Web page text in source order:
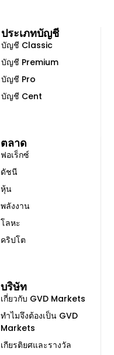
ประเภทบัญชี
บัญชี Classic
บัญชี Premium
บัญชี Pro
บัญชี Cent
ตลาด
ฟอเร็กซ์
ดัชนี
หุ้น
พลังงาน
โลหะ
คริปโต
บริษัท
เกี่ยวกับ GVD Markets
ทำไมจึงต้องเป็น GVD
Markets
เกียรติยศและรางวัล